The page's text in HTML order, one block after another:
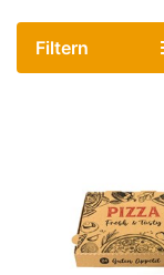
Filtern